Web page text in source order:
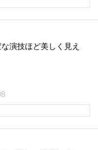
演技ほど美しく見え